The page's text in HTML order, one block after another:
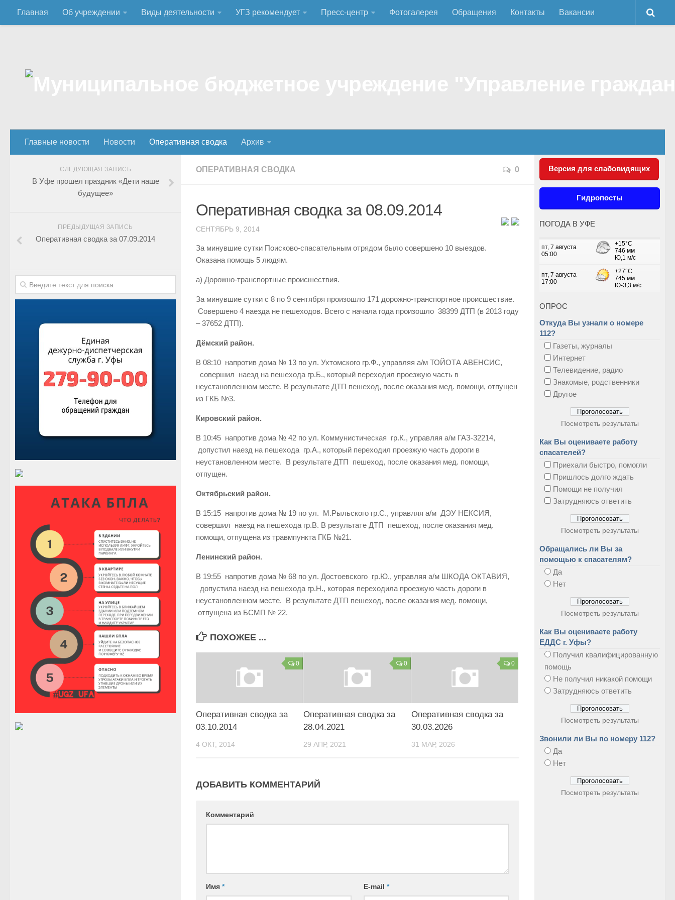
Главная Об учреждении Виды деятельности УГЗ рекомендует Пресс-центр Фотогалерея Обращения Контакты Вакансии
Главные новости Новости Оперативная сводка Архив
ОПЕРАТИВНАЯ СВОДКА 0
Оперативная сводка за 08.09.2014
СЕНТЯБРЬ 9, 2014
За минувшие сутки Поисково-спасательным отрядом было совершено 10 выездов.
Оказана помощь 5 людям.
а) Дорожно-транспортные происшествия.
За минувшие сутки с 8 по 9 сентября произошло 171 дорожно-транспортное происшествие.
Совершено 4 наезда не пешеходов. Всего с начала года произошло 38399 ДТП (в 2013 году
– 37652 ДТП).
Дёмский район.
В 08:10 напротив дома № 13 по ул. Ухтомского гр.Ф., управляя а/м ТОЙОТА АВЕНСИС,
совершил наезд на пешехода гр.Б., который переходил проезжую часть в
неустановленном месте. В результате ДТП пешеход, после оказания мед. помощи, отпущен
из ГКБ №3.
Кировский район.
В 10:45 напротив дома № 42 по ул. Коммунистическая гр.К., управляя а/м ГАЗ-32214,
допустил наезд на пешехода гр.А., который переходил проезжую часть дороги в
неустановленном месте. В результате ДТП пешеход, после оказания мед. помощи,
отпущен.
Октябрьский район.
В 15:15 напротив дома № 19 по ул. М.Рыльского гр.С., управляя а/м ДЭУ НЕКСИЯ,
совершил наезд на пешехода гр.В. В результате ДТП пешеход, после оказания мед.
помощи, отпущена из травмпункта ГКБ №21.
Ленинский район.
В 19:55 напротив дома № 68 по ул. Достоевского гр.Ю., управляя а/м ШКОДА ОКТАВИЯ,
допустила наезд на пешехода гр.Н., которая переходила проезжую часть дороги в
неустановленном месте. В результате ДТП пешеход, после оказания мед. помощи,
отпущена из БСМП № 22.
ПОХОЖЕЕ ...
0
Оперативная сводка за
03.10.2014
4 ОКТ, 2014
0
Оперативная сводка за
28.04.2021
29 АПР, 2021
0
Оперативная сводка за
30.03.2026
31 МАР, 2026
ДОБАВИТЬ КОММЕНТАРИЙ
Комментарий
Имя * E-mail*
СЛЕДУЮЩАЯ ЗАПИСЬ
В Уфе прошел праздник «Дети наше
будущее»
ПРЕДЫДУЩАЯ ЗАПИСЬ
Оперативная сводка за 07.09.2014
Версия для слабовидящих
Гидропосты
ПОГОДА В УФЕ
ОПРОС
Откуда Вы узнали о номере
112?
Газеты, журналы
Интернет
Телевидение, радио
Знакомые, родственники
Другое
Посмотреть результаты
Как Вы оцениваете работу
спасателей?
Приехали быстро, помогли
Пришлось долго ждать
Помощи не получил
Затрудняюсь ответить
Посмотреть результаты
Обращались ли Вы за
помощью к спасателям?
Да
Нет
Посмотреть результаты
Как Вы оцениваете работу
ЕДДС г. Уфы?
Получил квалифицированную
помощь
Не получил никакой помощи
Затрудняюсь ответить
Посмотреть результаты
Звонили ли Вы по номеру 112?
Да
Нет
Посмотреть результаты